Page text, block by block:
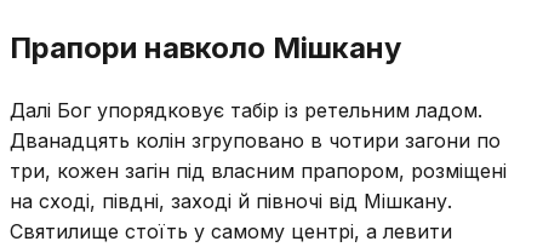
Прапори навколо Мішкану
Далі Бог упорядковує табір із ретельним ладом.
Дванадцять колін згруповано в чотири загони по
три, кожен загін під власним прапором, розміщені
на сході, півдні, заході й півночі від Мішкану.
Святилище стоїть у самому центрі, а левити